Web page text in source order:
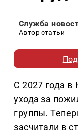
Служба
Автор статьи
С 2027 года в
ухода за
группы.
засчитали в